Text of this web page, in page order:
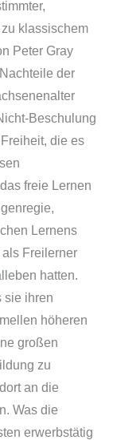
klassischem
Peter Gray
der
Beschulung
die es
freie Lernen
Lernens
Freilerner
hatten.
sie ihren
höheren
großen
zu
an die
Was die
erwerbstätig